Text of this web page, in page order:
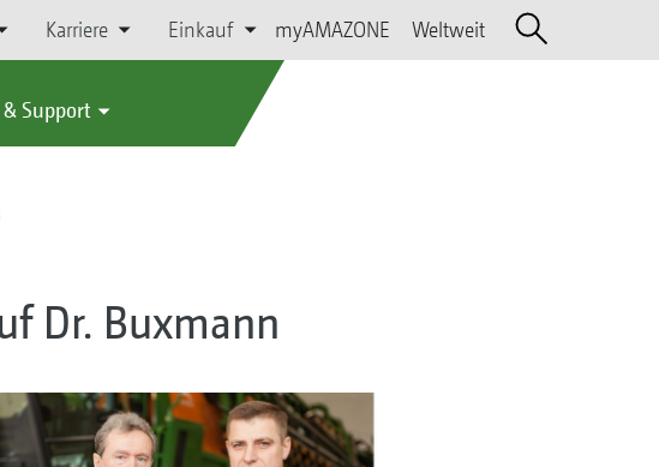
Karriere Einkauf myAMAZONE Weltweit
& Support
Dr. Buxmann